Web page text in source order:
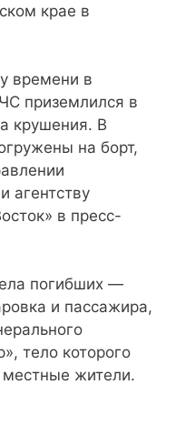
крае в
времени в
приземлился в
крушения. В
на борт,
агентству
в пресс-
погибших —
и пассажира,
тело которого
жители.